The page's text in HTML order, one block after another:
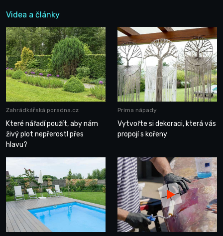
Videa a články
Zahrádkářská poradna.cz
Které nářadí použít, aby nám
živý plot nepřerostl přes
hlavu?
Prima nápady
Vytvořte si dekoraci, která vás
propojí s kořeny